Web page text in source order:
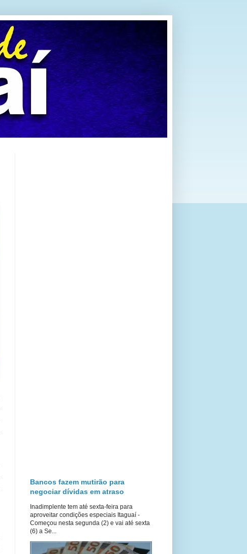
Bancos fazem mutirão para
negociar dívidas em atraso
Inadimplente tem até sexta-feira para
aproveitar condições especiais Itaguaí -
Começou nesta segunda (2) e vai até sexta
(6) a Se...